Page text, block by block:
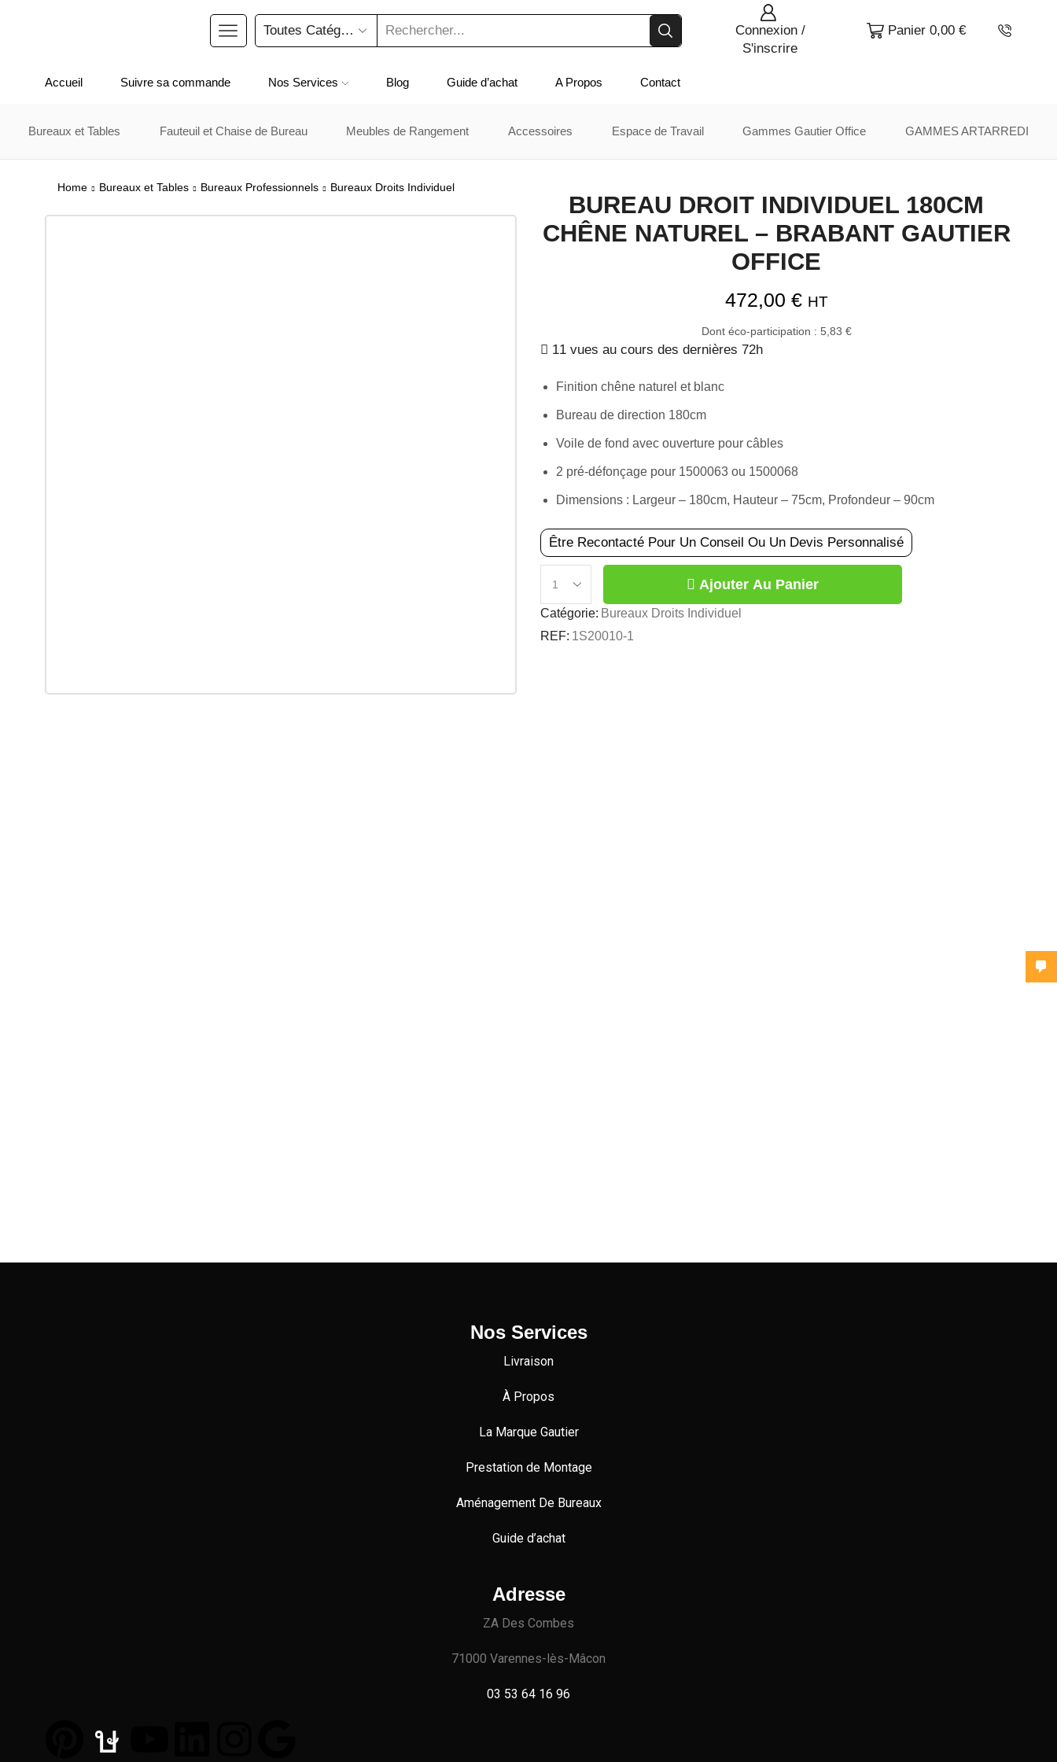
Connexion /
S'inscrire
Panier 0,00 €
Accueil Suivre sa commande Nos Services Blog Guide d’achat A Propos Contact
Bureaux et Tables Fauteuil et Chaise de Bureau Meubles de Rangement Accessoires Espace de Travail Gammes Gautier Office GAMMES ARTARREDI
Home Bureaux et Tables Bureaux Professionnels Bureaux Droits Individuel
BUREAU DROIT INDIVIDUEL 180CM
CHÊNE NATUREL – BRABANT GAUTIER
OFFICE
472,00 € HT
Dont éco-participation : 5,83 €
11 vues au cours des dernières 72h
Finition chêne naturel et blanc
Bureau de direction 180cm
Voile de fond avec ouverture pour câbles
2 pré-défonçage pour 1500063 ou 1500068
Dimensions : Largeur – 180cm, Hauteur – 75cm, Profondeur – 90cm
Être Recontacté Pour Un Conseil Ou Un Devis Personnalisé
Ajouter Au Panier
Catégorie: Bureaux Droits Individuel
REF: 1S20010-1
Nos Services
Livraison
À Propos
La Marque Gautier
Prestation de Montage
Aménagement De Bureaux
Guide d’achat
Adresse
ZA Des Combes
71000 Varennes-lès-Mâcon
03 53 64 16 96